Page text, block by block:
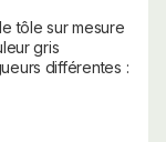
tôle sur mesure
gris
différentes :